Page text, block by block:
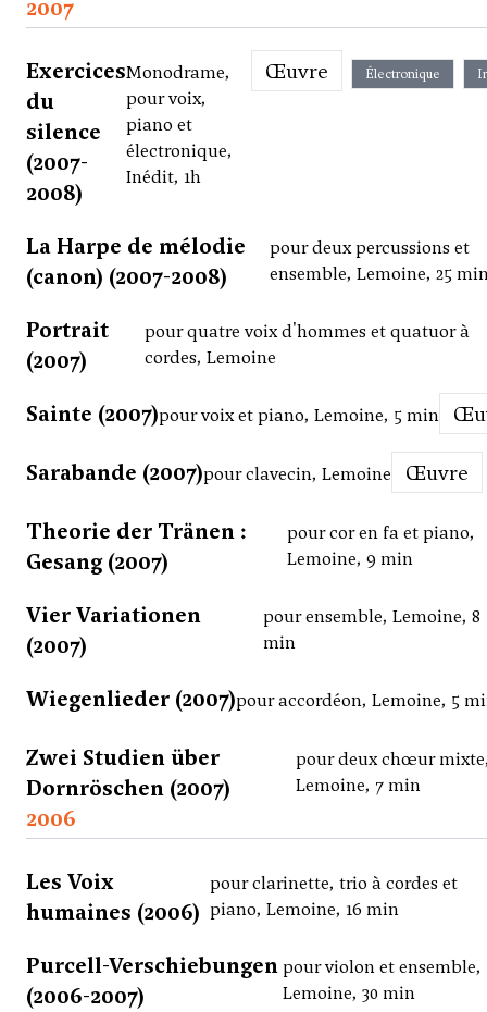
2007
Exercices
du
silence
(2007-
2008)
Monodrame,
pour voix,
piano et
électronique,
Inédit, 1h
Œuvre Électronique
La Harpe de mélodie
(canon) (2007-2008)
pour deux percussions et
ensemble, Lemoine, 25
Portrait
(2007)
pour quatre voix d'hommes et quatuor à
cordes, Lemoine
Sainte (2007)pour voix et piano, Lemoine, 5 min
Sarabande (2007)pour clavecin, Lemoine Œuvre
Theorie der Tränen :
Gesang (2007)
pour cor en fa et piano,
Lemoine, 9 min
Vier Variationen
(2007)
pour ensemble, Lemoine, 8
min
Wiegenlieder (2007)pour accordéon, Lemoine, 5
Zwei Studien über
Dornröschen (2007)
pour deux chœur
Lemoine, 7 min
2006
Les Voix
humaines (2006)
pour clarinette, trio à cordes et
piano, Lemoine, 16 min
Purcell-Verschiebungen
(2006-2007)
pour violon et ensemble,
Lemoine, 30 min